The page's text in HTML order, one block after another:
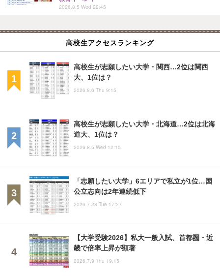
2026.8.5 Wed 22:45
高校生アクセスランキング
高校生が志願したい大学・関西…2位は関西
大、1位は？
2026.8.6 Thu 9:15
高校生が志願したい大学・北海道…2位は北海
道大、1位は？
2026.8.5 Wed 12:15
「志願したい大学」6エリアで私立が1位…国
公立志向は2年連続低下
2026.7.28 Tue 17:27
【大学受験2026】私大一般入試、首都圏・近
畿で倍率上昇が顕著
2026.7.9 Thu 19:15